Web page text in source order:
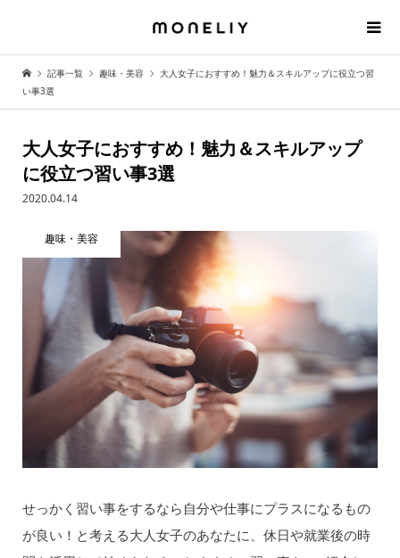
記事一覧 趣味・美容
大人女子におすすめ！魅力＆スキルアップに役立つ習
い事3選
大人女子におすすめ！魅力＆スキルアップ
に役立つ習い事3選
2020.04.14
趣味・美容
せっかく習い事をするなら自分や仕事にプラスになるもの
が良い！と考える大人女子のあなたに、休日や就業後の時